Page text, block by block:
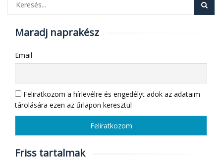
Maradj naprakész
Email
Feliratkozom a hírlevélre és engedélyt adok az adataim
tárolására ezen az űrlapon keresztül
Friss tartalmak